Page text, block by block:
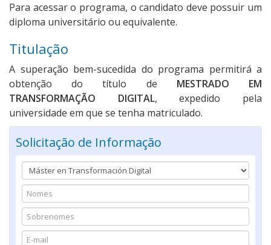
Para acessar o programa, o candidato deve possuir um
diploma universitário ou equivalente.
Titulação
A superação bem-sucedida do programa permitirá a
obtenção do título de MESTRADO EM
TRANSFORMAÇÃO DIGITAL, expedido pela
universidade em que se tenha matriculado.
Solicitação de Informação